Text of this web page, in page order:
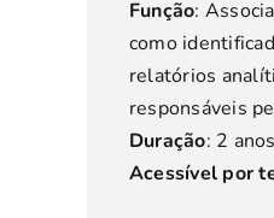
Função:
como
relatórios
responsáveis
Duração: 2 anos
Acessível por